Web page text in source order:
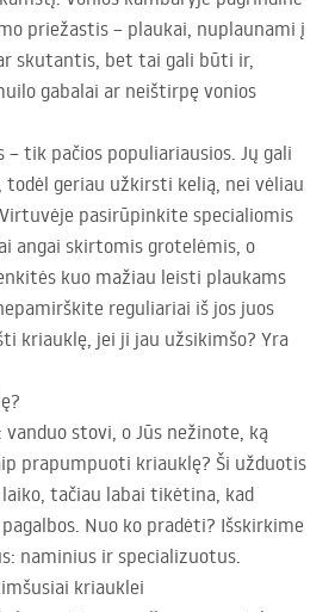
priežastis – plaukai, nuplaunami į
skutantis, bet tai gali būti ir,
gabalai ar neištirpę vonios
tik pačios populiariausios. Jų gali
todėl geriau užkirsti kelią, nei vėliau
pasirūpinkite specialiomis
angai skirtomis grotelėmis, o
kuo mažiau leisti plaukams
reguliariai iš jos juos
kriauklę, jei ji jau užsikimšo? Yra
stovi, o Jūs nežinote, ką
prapumpuoti kriauklę? Ši užduotis
tačiau labai tikėtina, kad
Nuo ko pradėti? Išskirkime
naminius ir specializuotus.
kriauklei